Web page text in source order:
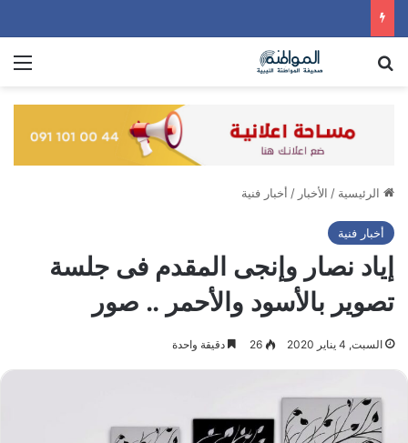
الرئيسية / الأخبار / أخبار فنية
أخبار فنية
إياد نصار وإنجى المقدم فى جلسة
تصوير بالأسود والأحمر .. صور
السبت, 4 يناير 2020 26 دقيقة واحدة